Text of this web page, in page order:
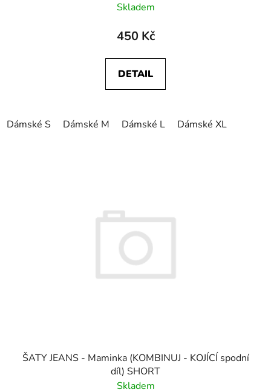
Skladem
450 Kč
DETAIL
Dámské S Dámské M Dámské L Dámské XL
ŠATY JEANS - Maminka (KOMBINUJ - KOJÍCÍ spodní
díl) SHORT
Skladem